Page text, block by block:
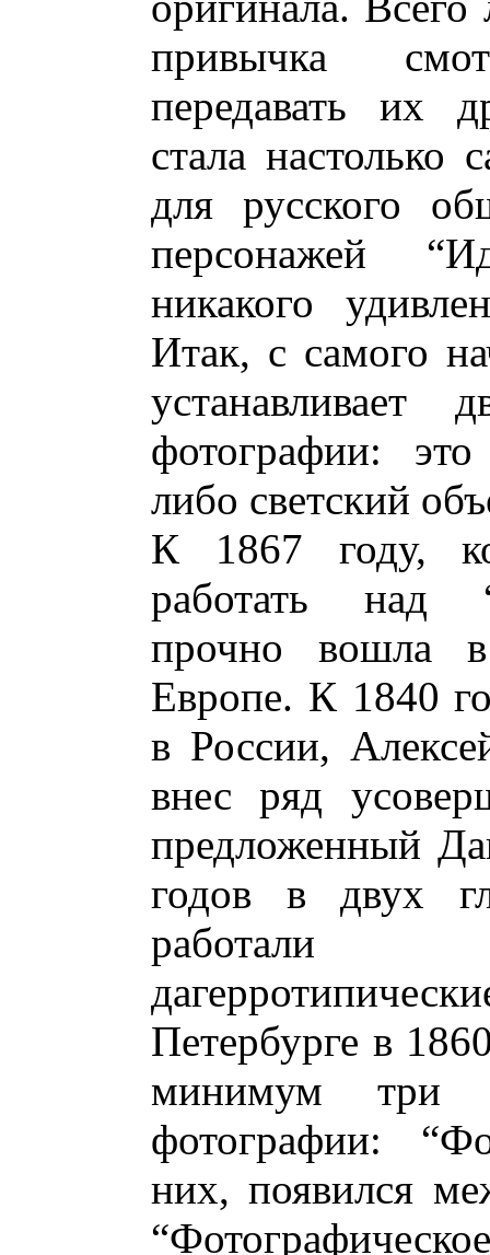
привычка
передавать их
стала настолько
для русского
персонажей
никакого
Итак, с самого
устанавливает
фотографии:
либо светский
К 1867 году,
работать над
прочно вошла
Европе. К 1840
в России,
внес ряд
предложенный
годов в двух
работали
Петербурге в
минимум три
фотографии:
них, появился